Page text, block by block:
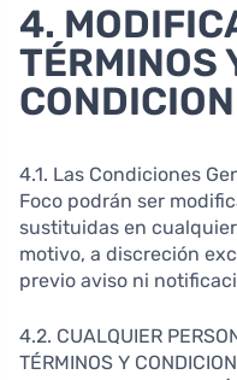
4.
TÉRMINOS
4.1. Las Condiciones
Foco podrán ser
sustituidas en
motivo, a discreción
previo aviso ni
4.2. CUALQUIER
TÉRMINOS Y